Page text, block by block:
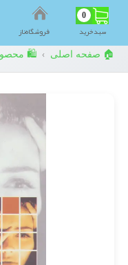
0
سبد‌خرید فروشگاه‌ناز
🏠 صفحه اصلی ›
🛍️